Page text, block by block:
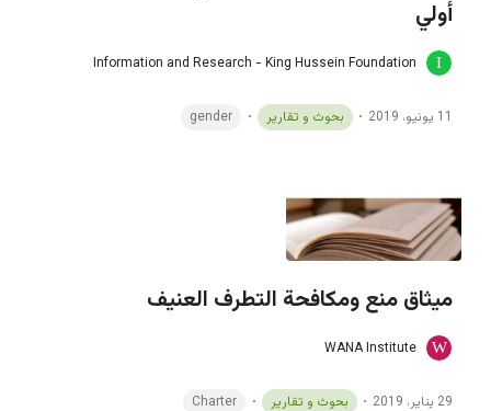
أولي
Information and Research - King Hussein Foundation
11 يونيو، 2019 بحوث و تقارير gender
ميثاق منع ومكافحة التطرف العنيف
WANA Institute
29 يناير، 2019 بحوث و تقارير Charter